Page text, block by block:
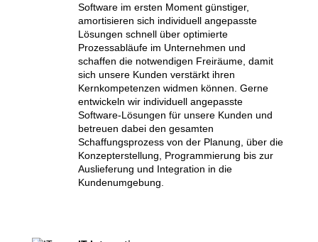
Software im ersten Moment günstiger,
amortisieren sich individuell angepasste
Lösungen schnell über optimierte
Prozessabläufe im Unternehmen und
schaffen die notwendigen Freiräume, damit
sich unsere Kunden verstärkt ihren
Kernkompetenzen widmen können. Gerne
entwickeln wir individuell angepasste
Software-Lösungen für unsere Kunden und
betreuen dabei den gesamten
Schaffungsprozess von der Planung, über die
Konzepterstellung, Programmierung bis zur
Auslieferung und Integration in die
Kundenumgebung.